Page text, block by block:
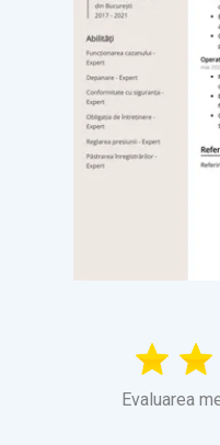
Evaluarea